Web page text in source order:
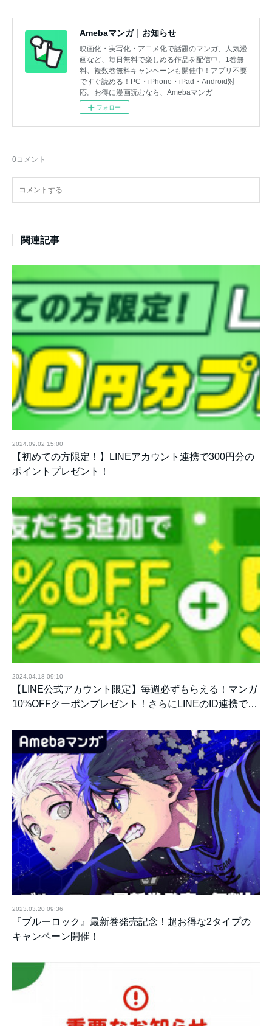
Amebaマンガ｜お知らせ
映画化・実写化・アニメ化で話題のマンガ、人気漫
画など、毎日無料で楽しめる作品を配信中。1巻無
料、複数巻無料キャンペーンも開催中！アプリ不要
ですぐ読める！PC・iPhone・iPad・Android対
応。お得に漫画読むなら、Amebaマンガ
フォロー
0コメント
関連記事
2024.09.02 15:00
【初めての方限定！】LINEアカウント連携で300円分の
ポイントプレゼント！
2024.04.18 09:10
【LINE公式アカウント限定】毎週必ずもらえる！マンガ
10%OFFクーポンプレゼント！さらにLINEのID連携で…
2023.03.20 09:36
『ブルーロック』最新巻発売記念！超お得な2タイプの
キャンペーン開催！